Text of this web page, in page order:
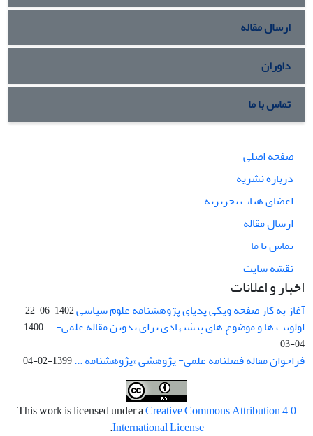
ارسال مقاله
داوران
تماس با ما
صفحه اصلی
درباره نشریه
اعضای هیات تحریریه
ارسال مقاله
تماس با ما
نقشه سایت
اخبار و اعلانات
آغاز به کار صفحه ویکی پدیای پژوهشنامه علوم سیاسی1402-06-22
اولویت ها و موضوع های پیشنهادی برای تدوین مقاله علمی- ...
1400-
04-03
فراخوان مقاله فصلنامه علمی- پژوهشی «پژوهشنامه ...1399-02-04
This work is licensed under aCreative Commons Attribution 4.0
International License
.